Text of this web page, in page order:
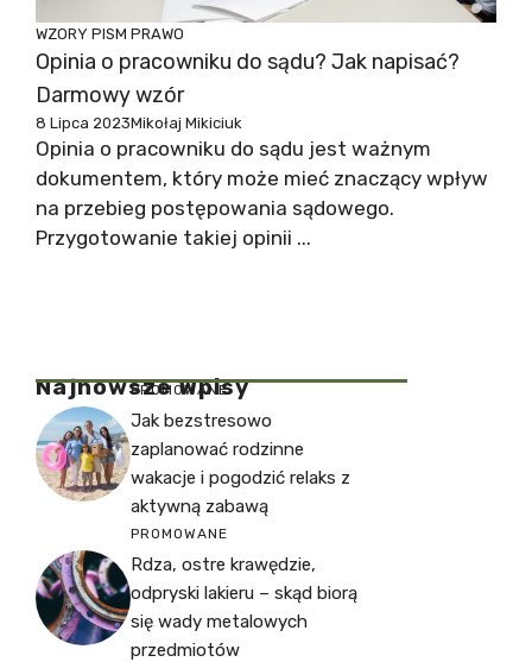
WZORY PISM PRAWO
Opinia o pracowniku do sądu? Jak napisać?
Darmowy wzór
8 Lipca 2023Mikołaj Mikiciuk
‍Opinia o pracowniku do sądu jest ważnym
dokumentem, który może mieć znaczący wpływ
na przebieg postępowania sądowego.
Przygotowanie takiej opinii ...
Najnowsze Wpisy
PROMOWANE
Jak bezstresowo
zaplanować rodzinne
wakacje i pogodzić relaks z
aktywną zabawą
PROMOWANE
Rdza, ostre krawędzie,
odpryski lakieru – skąd biorą
się wady metalowych
przedmiotów